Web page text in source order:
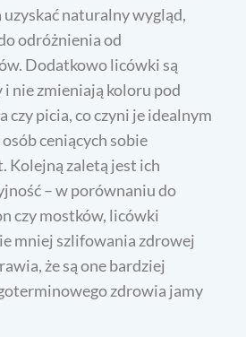
naturalny wygląd,
odróżnienia od
Dodatkowo licówki są
nie zmieniają koloru pod
czy picia, co czyni je idealnym
ceniących sobie
Kolejną zaletą jest ich
– w porównaniu do
czy mostków, licówki
mniej szlifowania zdrowej
że są one bardziej
zdrowia jamy